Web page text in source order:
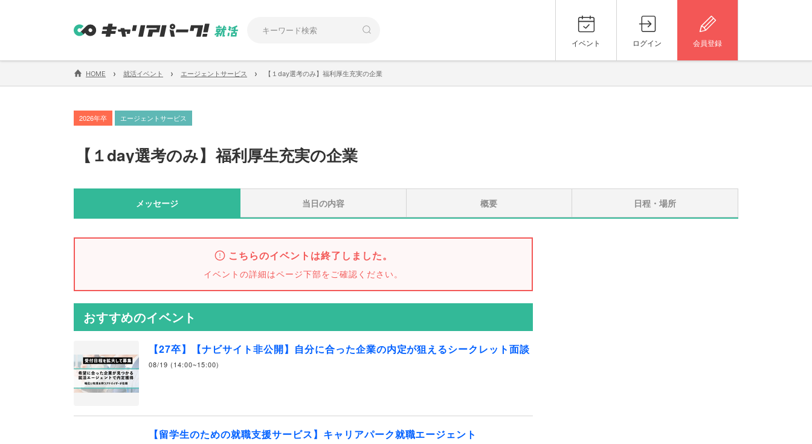
イベント ログイン 会員登録
HOME › 就活イベント › エージェントサービス › 【１day選考のみ】福利厚生充実の企業
2026年卒 エージェントサービス
【 １day選考のみ】 福利厚生充実の企業
メッセージ 当日の内容 概要 日程・場所
こちらのイベントは終了しました。
イベントの詳細はページ下部をご確認ください。
おすすめのイベント
【27卒】【ナビサイト非公開】自分に合った企業の内定が狙えるシークレット面談
08/19 (14:00~15:00)
【留学生のための就職支援サービス】キャリアパーク就職エージェント